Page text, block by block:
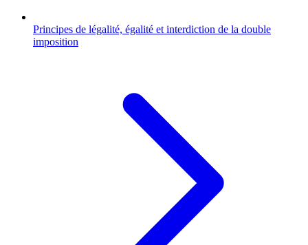
Principes de légalité, égalité et interdiction de la double
imposition